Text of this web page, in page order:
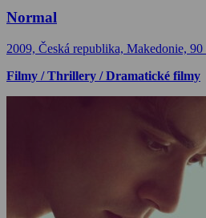
Normal
2009, Česká republika, Makedonie, 90
Filmy / Thrillery / Dramatické filmy